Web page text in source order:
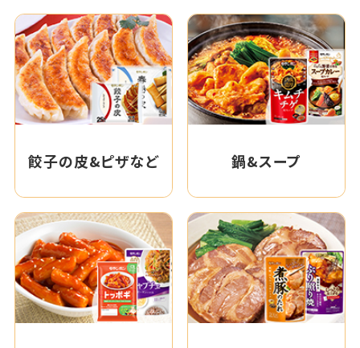
餃子の皮&ピザなど 鍋&スープ